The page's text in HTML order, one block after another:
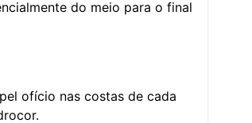
do meio para o final
ofício nas costas de cada